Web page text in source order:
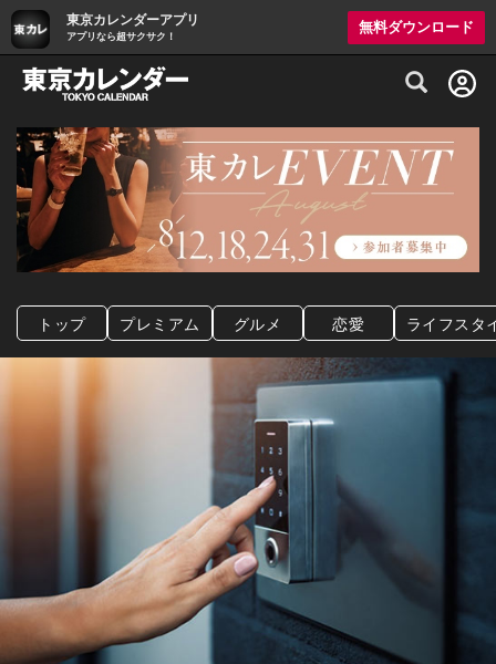
東京カレンダーアプリ
アプリなら超サクサク！
無料ダウンロード
グルメ情報・プレミアムレストラン予約
トップ プレミアム グルメ 恋愛 ライフスタ